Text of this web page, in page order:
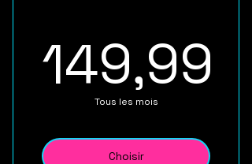
149,99
Tous les mois
Choisir